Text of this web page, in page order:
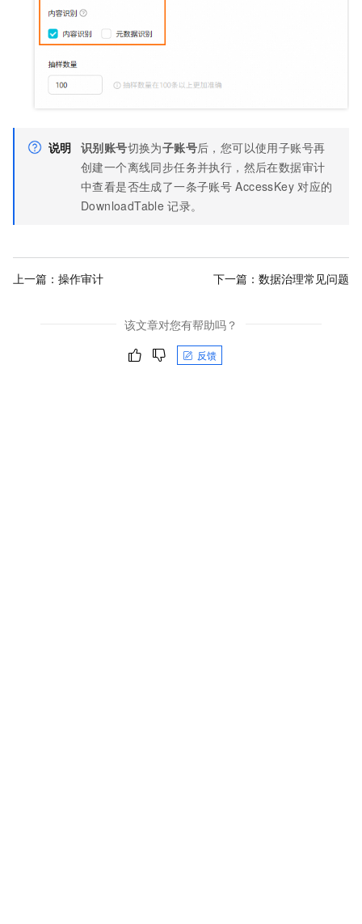
说明 识别账号切换为子账号后，您可以使用子账号再
创建一个离线同步任务并执行，然后在数据审计
中查看是否生成了一条子账号 AccessKey 对应的
DownloadTable 记录。
上一篇： 操作审计 下一篇： 数据治理常见问题
该文章对您有帮助吗？
反馈